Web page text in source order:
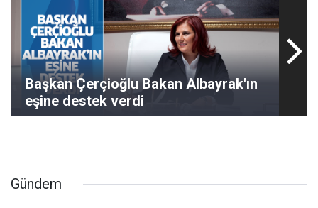
Başkan Çerçioğlu Bakan Albayrak'ın
eşine destek verdi
Gündem